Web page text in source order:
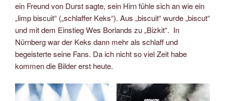
ein Freund von Durst sagte, sein Hirn fühle sich an wie ein
„limp biscuit“ („schlaffer Keks“). Aus „biscuit“ wurde „biscut“
und mit dem Einstieg Wes Borlands zu „Bizkit“. In
Nürnberg war der Keks dann mehr als schlaff und
begeisterte seine Fans. Da ich nicht so viel Zeit habe
kommen die Bilder erst heute.